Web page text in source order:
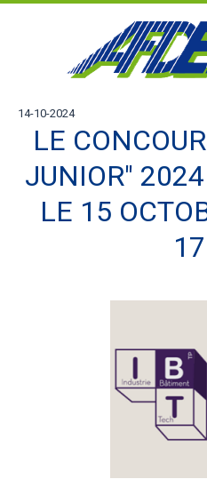
14-10-2024
LE
JUNIOR"
LE 15